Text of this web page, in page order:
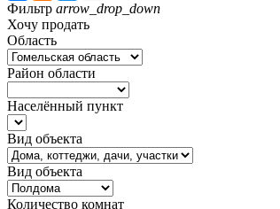
Фильтр arrow_drop_down
Хочу продать
Область
Район области
Населённый пункт
Вид объекта
Вид объекта
Количество комнат